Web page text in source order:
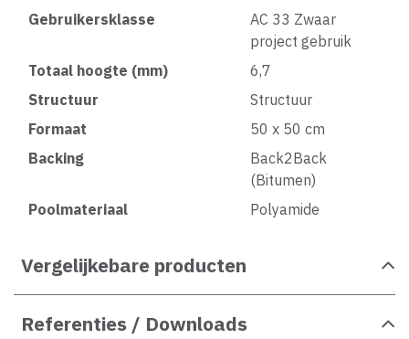
Gebruikersklasse
AC 33 Zwaar
project gebruik
Totaal hoogte (mm)
6,7
Structuur
Structuur
Formaat
50 x 50 cm
Backing
Back2Back
(Bitumen)
Poolmateriaal
Polyamide
Vergelijkebare producten
Referenties / Downloads